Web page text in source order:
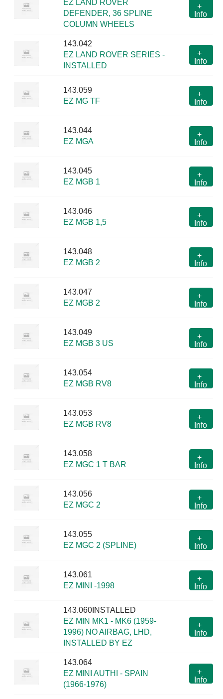
EZ LAND ROVER
DEFENDER, 36 SPLINE
COLUMN WHEELS
+
Info
143.042
EZ LAND ROVER SERIES -
INSTALLED
+
Info
143.059
EZ MG TF
+
Info
143.044
EZ MGA
+
Info
143.045
EZ MGB 1
+
Info
143.046
EZ MGB 1,5
+
Info
143.048
EZ MGB 2
+
Info
143.047
EZ MGB 2
+
Info
143.049
EZ MGB 3 US
+
Info
143.054
EZ MGB RV8
+
Info
143.053
EZ MGB RV8
+
Info
143.058
EZ MGC 1 T BAR
+
Info
143.056
EZ MGC 2
+
Info
143.055
EZ MGC 2 (SPLINE)
+
Info
143.061
EZ MINI -1998
+
Info
143.060INSTALLED
EZ MIN MK1 - MK6 (1959-
1996) NO AIRBAG, LHD,
INSTALLED BY EZ
+
Info
143.064
EZ MINI AUTHI - SPAIN
(1966-1976)
+
Info